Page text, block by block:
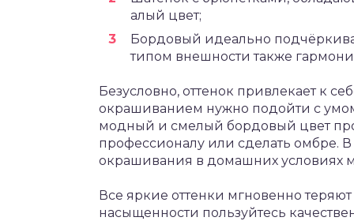
алый цвет;
Бордовый идеально
типом внешности также
Безусловно, оттенок привлекает к
окрашиванием нужно подойти с
модный и смелый бордовый цвет
профессионалу или сделать омбре. В
окрашивания в домашних условиях
Все яркие оттенки мгновенно
насыщенности пользуйтесь